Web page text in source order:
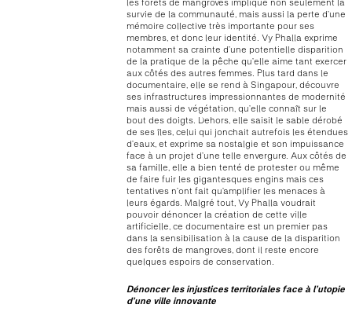
les forêts de mangroves implique non seulement la
survie de la communauté, mais aussi la perte d’une
mémoire collective très importante pour ses
membres, et donc leur identité. Vy Phalla exprime
notamment sa crainte d’une potentielle disparition
de la pratique de la pêche qu’elle aime tant exercer
aux côtés des autres femmes. Plus tard dans le
documentaire, elle se rend à Singapour, découvre
ses infrastructures impressionnantes de modernité
mais aussi de végétation, qu’elle connaît sur le
bout des doigts. Dehors, elle saisit le sable dérobé
de ses îles, celui qui jonchait autrefois les étendues
d’eaux, et exprime sa nostalgie et son impuissance
face à un projet d’une telle envergure. Aux côtés de
sa famille, elle a bien tenté de protester ou même
de faire fuir les gigantesques engins mais ces
tentatives n’ont fait qu’amplifier les menaces à
leurs égards. Malgré tout, Vy Phalla voudrait
pouvoir dénoncer la création de cette ville
artificielle, ce documentaire est un premier pas
dans la sensibilisation à la cause de la disparition
des forêts de mangroves, dont il reste encore
quelques espoirs de conservation.
Dénoncer les injustices territoriales face à l’utopie
d’une ville innovante